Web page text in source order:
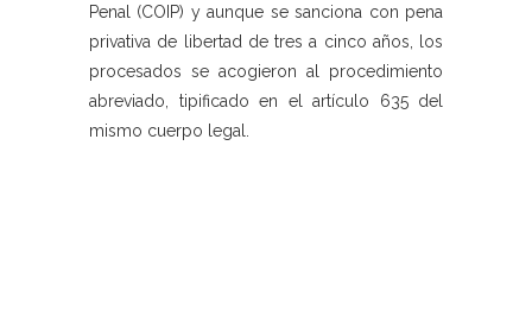
Penal (COIP) y aunque se sanciona con pena
privativa de libertad de tres a cinco años, los
procesados se acogieron al procedimiento
abreviado, tipificado en el artículo 635 del
mismo cuerpo legal.